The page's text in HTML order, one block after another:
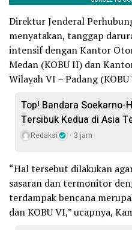
Direktur Jenderal
menyatakan, tanggap
intensif dengan Kantor
Medan (KOBU II) dan
Wilayah VI – Padang (KOBU
Top! Bandara Soekarno-
Tersibuk Kedua di Asia
Redaksi 3 jam
“Hal tersebut dilakukan
sasaran dan termonitor
terdampak bencana
dan KOBU VI,” ucapnya,